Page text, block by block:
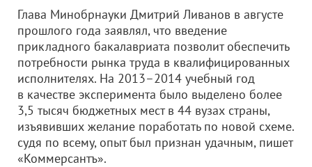
Глава Минобрнауки Дмитрий Ливанов в августе
прошлого года заявлял, что введение
прикладного бакалавриата позволит обеспечить
потребности рынка труда в квалифицированных
исполнителях. На 2013–2014 учебный год
в качестве эксперимента было выделено более
3,5 тысяч бюджетных мест в 44 вузах страны,
изъявивших желание поработать по новой схеме.
судя по всему, опыт был признан удачным, пишет
«Коммерсантъ».